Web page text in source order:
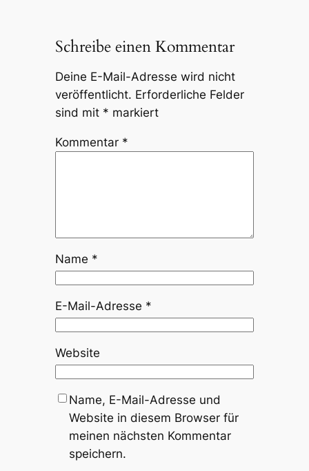
Schreibe einen Kommentar
Deine E-Mail-Adresse wird nicht
veröffentlicht. Erforderliche Felder
sind mit * markiert
Kommentar *
Name *
E-Mail-Adresse *
Website
Name, E-Mail-Adresse und
Website in diesem Browser für
meinen nächsten Kommentar
speichern.